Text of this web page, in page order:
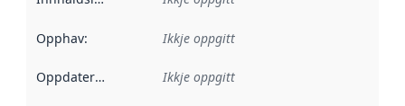
Opphav: Ikkje oppgitt
Oppdateringsfrekvens :
Ikkje oppgitt